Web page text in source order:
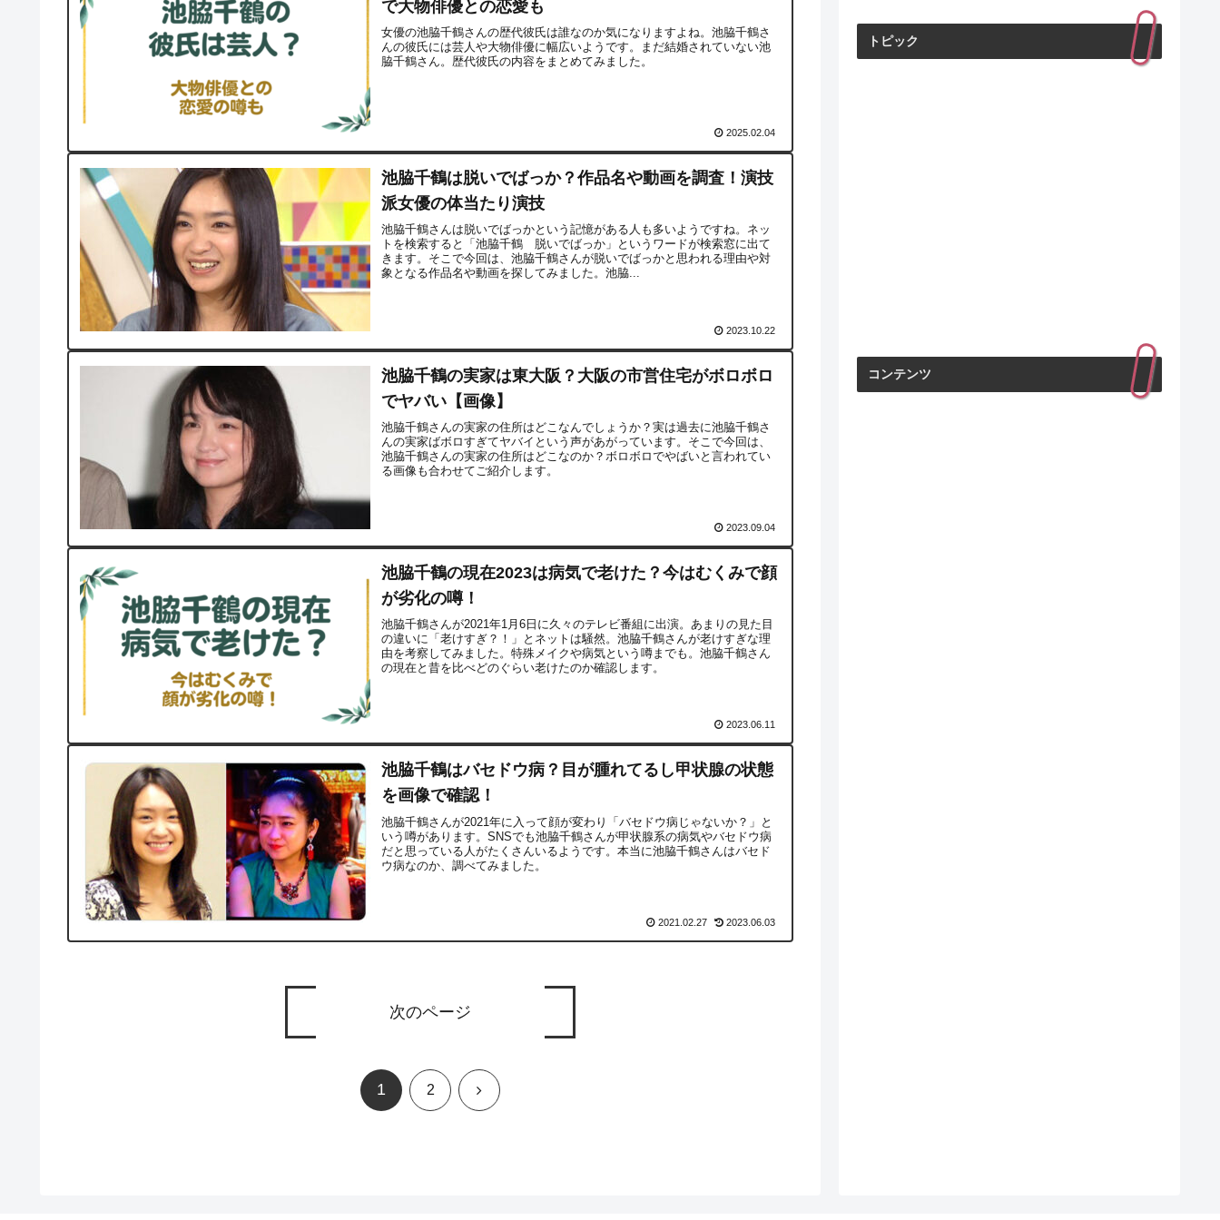
で大物俳優との恋愛も
女優の池脇千鶴さんの歴代彼氏は誰なのか気になりますよね。池脇千鶴さ
んの彼氏には芸人や大物俳優に幅広いようです。まだ結婚されていない池
脇千鶴さん。歴代彼氏の内容をまとめてみました。
2025.02.04
池脇千鶴は脱いでばっか？作品名や動画を調査！演技
派女優の体当たり演技
池脇千鶴さんは脱いでばっかという記憶がある人も多いようですね。ネッ
トを検索すると「池脇千鶴 脱いでばっか」というワードが検索窓に出て
きます。そこで今回は、池脇千鶴さんが脱いでばっかと思われる理由や対
象となる作品名や動画を探してみました。池脇...
2023.10.22
池脇千鶴の実家は東大阪？大阪の市営住宅がボロボロ
でヤバい【画像】
池脇千鶴さんの実家の住所はどこなんでしょうか？実は過去に池脇千鶴さ
んの実家ばボロすぎてヤバイという声があがっています。そこで今回は、
池脇千鶴さんの実家の住所はどこなのか？ボロボロでやばいと言われてい
る画像も合わせてご紹介します。
2023.09.04
池脇千鶴の現在2023は病気で老けた？今はむくみで顔
が劣化の噂！
池脇千鶴さんが2021年1月6日に久々のテレビ番組に出演。あまりの見た目
の違いに「老けすぎ？！」とネットは騒然。池脇千鶴さんが老けすぎな理
由を考察してみました。特殊メイクや病気という噂までも。池脇千鶴さん
の現在と昔を比べどのぐらい老けたのか確認します。
2023.06.11
池脇千鶴はバセドウ病？目が腫れてるし甲状腺の状態
を画像で確認！
池脇千鶴さんが2021年に入って顔が変わり「バセドウ病じゃないか？」と
いう噂があります。SNSでも池脇千鶴さんが甲状腺系の病気やバセドウ病
だと思っている人がたくさんいるようです。本当に池脇千鶴さんはバセド
ウ病なのか、調べてみました。
2021.02.27 2023.06.03
次のページ
1 2 次
トピック
コンテンツ